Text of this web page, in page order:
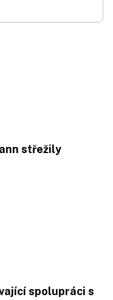
střežily
spolupráci s